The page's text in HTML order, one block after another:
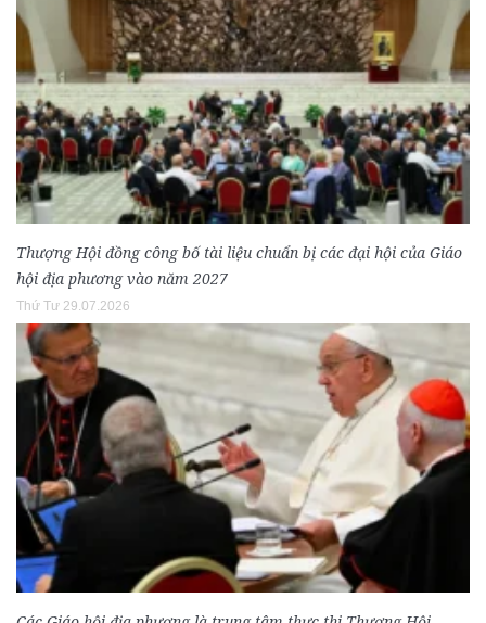
Thượng Hội đồng công bố tài liệu chuẩn bị các đại hội của Giáo
hội địa phương vào năm 2027
Thứ Tư 29.07.2026